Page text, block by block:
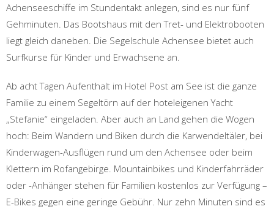
Achenseeschiffe im Stundentakt anlegen, sind es nur fünf
Gehminuten. Das Bootshaus mit den Tret- und Elektrobooten
liegt gleich daneben. Die Segelschule Achensee bietet auch
Surfkurse für Kinder und Erwachsene an.
Ab acht Tagen Aufenthalt im Hotel Post am See ist die ganze
Familie zu einem Segeltörn auf der hoteleigenen Yacht
„Stefanie“ eingeladen. Aber auch an Land gehen die Wogen
hoch: Beim Wandern und Biken durch die Karwendeltäler, bei
Kinderwagen-Ausflügen rund um den Achensee oder beim
Klettern im Rofangebirge. Mountainbikes und Kinderfahrräder
oder -Anhänger stehen für Familien kostenlos zur Verfügung –
E-Bikes gegen eine geringe Gebühr. Nur zehn Minuten sind es